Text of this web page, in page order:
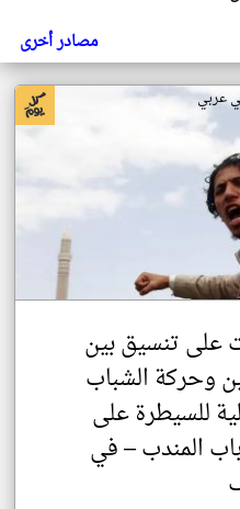
مصادر أخرى
عربي
على تنسيق بين
وحركة الشباب
للسيطرة على
المندب – في